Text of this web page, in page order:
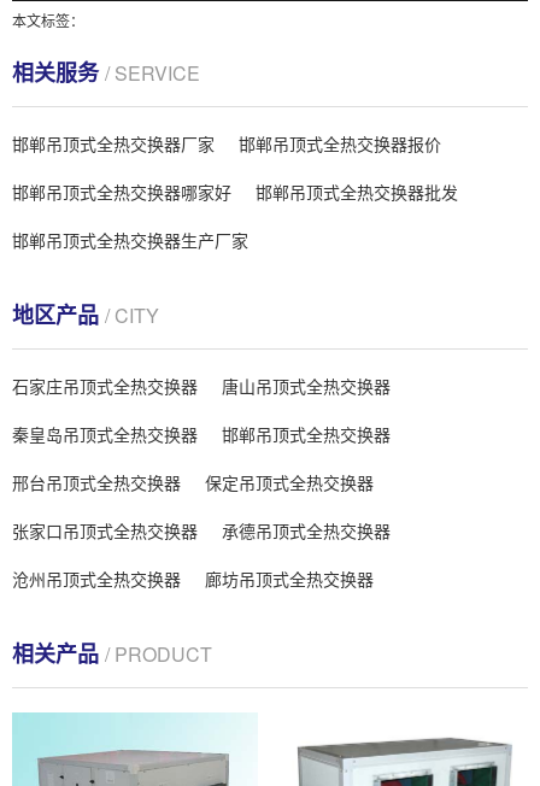
本文标签：
相关服务/ SERVICE
邯郸吊顶式全热交换器厂家
邯郸吊顶式全热交换器报价
邯郸吊顶式全热交换器哪家好
邯郸吊顶式全热交换器批发
邯郸吊顶式全热交换器生产厂家
地区产品 / CITY
石家庄吊顶式全热交换器
唐山吊顶式全热交换器
秦皇岛吊顶式全热交换器
邯郸吊顶式全热交换器
邢台吊顶式全热交换器
保定吊顶式全热交换器
张家口吊顶式全热交换器
承德吊顶式全热交换器
沧州吊顶式全热交换器
廊坊吊顶式全热交换器
相关产品 / PRODUCT